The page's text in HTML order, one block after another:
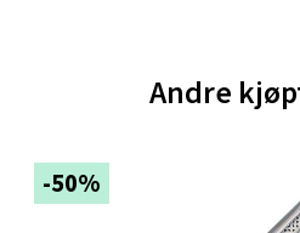
Andre
-50%Orkanger - Thon
Thon Senter Orkanger,